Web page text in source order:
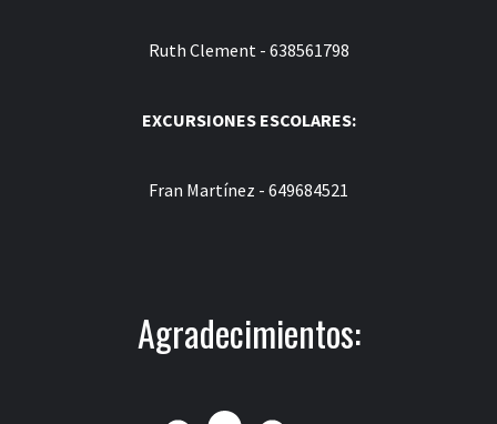
Ruth Clement - 638561798
EXCURSIONES ESCOLARES:
Fran Martínez - 649684521
Agradecimientos: